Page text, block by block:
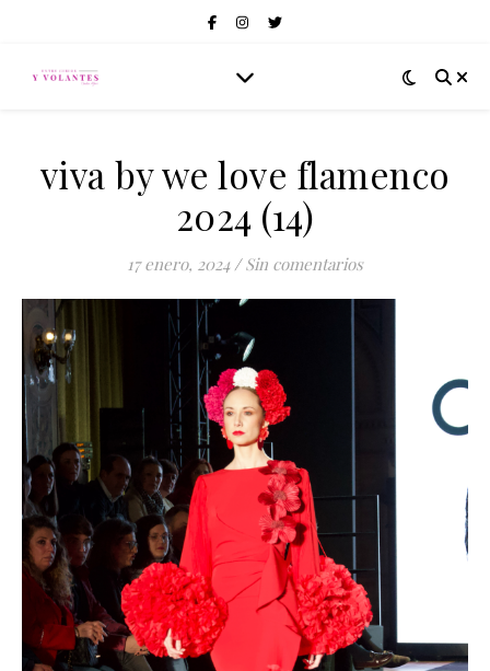
viva by we love flamenco
2024 (14)
17 enero, 2024 / Sin comentarios